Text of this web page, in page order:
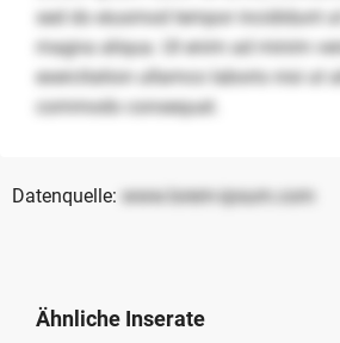
sed do eiusmod tempor incididunt
magna aliqua. Ut enim ad minim
exercitation ullamco laboris nisi ut
commodo consequat.
Datenquelle: www.lorem-ipsum.com
Ähnliche Inserate